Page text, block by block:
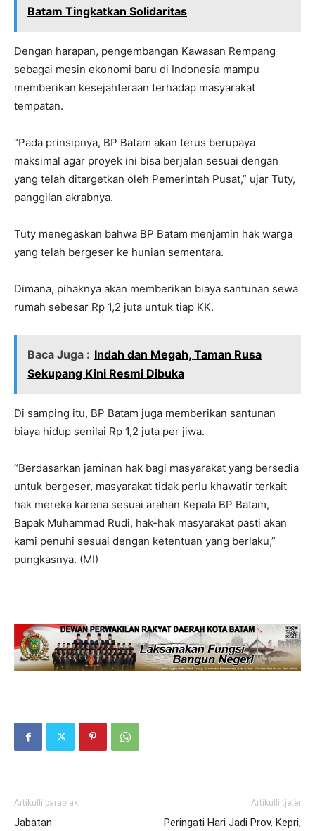
Batam Tingkatkan Solidaritas
Dengan harapan, pengembangan Kawasan Rempang
sebagai mesin ekonomi baru di Indonesia mampu
memberikan kesejahteraan terhadap masyarakat
tempatan.
“Pada prinsipnya, BP Batam akan terus berupaya
maksimal agar proyek ini bisa berjalan sesuai dengan
yang telah ditargetkan oleh Pemerintah Pusat,” ujar Tuty,
panggilan akrabnya.
Tuty menegaskan bahwa BP Batam menjamin hak warga
yang telah bergeser ke hunian sementara.
Dimana, pihaknya akan memberikan biaya santunan sewa
rumah sebesar Rp 1,2 juta untuk tiap KK.
Baca Juga : Indah dan Megah, Taman Rusa
Sekupang Kini Resmi Dibuka
Di samping itu, BP Batam juga memberikan santunan
biaya hidup senilai Rp 1,2 juta per jiwa.
“Berdasarkan jaminan hak bagi masyarakat yang bersedia
untuk bergeser, masyarakat tidak perlu khawatir terkait
hak mereka karena sesuai arahan Kepala BP Batam,
Bapak Muhammad Rudi, hak-hak masyarakat pasti akan
kami penuhi sesuai dengan ketentuan yang berlaku,”
pungkasnya. (MI)
Artikulli paraprak
Jabatan
Artikulli tjetër
Peringati Hari Jadi Prov. Kepri,